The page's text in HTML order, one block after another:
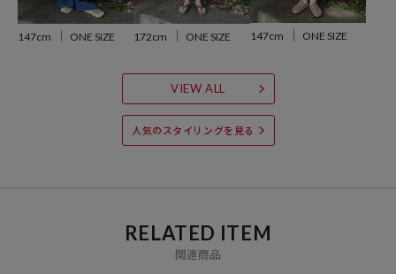
参考価格
※「参考価格」とは、Daytona Parkにおける対象商品の通常販売（先
行予約・先行割引は含まれません）開始時点の価格です。
ど自分たちが本気でカッコ良いと思うものをセレクト。積極的に楽し
む生活体験者＝フリークとして、アメリカンライフスタイルの楽しみ
147cm ONE SIZE 172cm ONE SIZE 147cm ONE SIZE
VIEW ALL
人気のスタイリングを見る
RELATED ITEM
関連商品